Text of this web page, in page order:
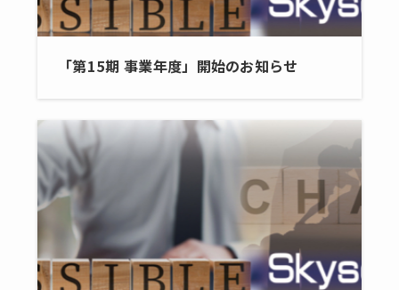
「第15期 事業年度」開始のお知らせ